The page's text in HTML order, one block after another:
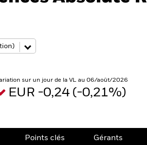
sur un jour de la VL au 06/août/2026
EUR -0,24 (-0,21%)
Points clés Gérants